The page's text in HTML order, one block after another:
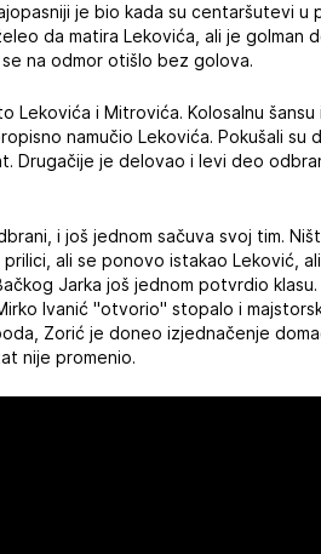
je bio kada su centaršutevi u
da matira Lekovića, ali je golman
na odmor otišlo bez golova.
Lekovića i Mitrovića. Kolosalnu šansu
namučio Lekovića. Pokušali su
Drugačije je delovao i levi deo
i još jednom sačuva svoj tim.
ali se ponovo istakao Leković,
Jarka još jednom potvrdio klasu.
Ivanić "otvorio" stopalo i
Zorić je doneo izjednačenje
nije promenio.